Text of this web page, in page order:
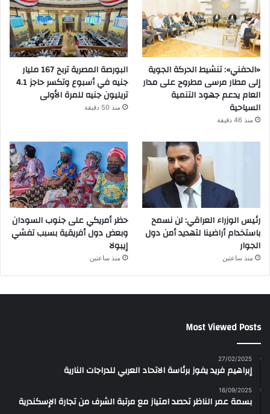
«الحفني»: تنشيط الحركة الجوية
إلى مطار مرسى مطروح على مدار
العام يدعم جهود التنمية
السياحية
منذ 46 دقيقة
البورصة المصرية تربح 167 مليار
جنيه في أسبوع وتكسر حاجز 4.1
تريليون جنيه للمرة الأولى
منذ 50 دقيقة
رئيس الوزراء العراقي: لن نسمح
باستخدام أراضينا لتهديد أمن دول
الجوار
منذ ساعتين
حظر أمريكي على جنوب السودان
وبعض دول أفريقية بسبب تفشي
إيبولا
منذ ساعتين
Most Viewed Posts
27/02/2025
إبراهيم فريد يفوز برئاسة الاتحاد العربي للدراجات النارية
16/09/2025
بسمة عمر الناظر تحصد امتياز مع مرتبة الشرف من تجارة الإسكندرية